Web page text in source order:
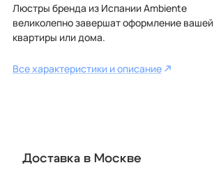
Люстры бренда из Испании Ambiente
великолепно завершат оформление вашей
квартиры или дома.
Все характеристики и описание
Доставка в Москве